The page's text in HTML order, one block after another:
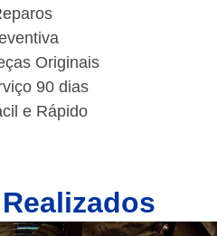
Originais
90 dias
e Rápido